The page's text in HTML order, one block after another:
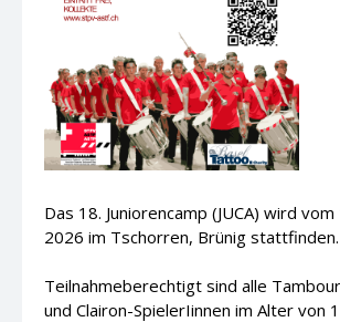
Das 18. Juniorencamp (JUCA) wird vom
2026 im Tschorren, Brünig stattfinden.
Teilnahmeberechtigt sind alle
und Clairon-SpielerIinnen im Alter von